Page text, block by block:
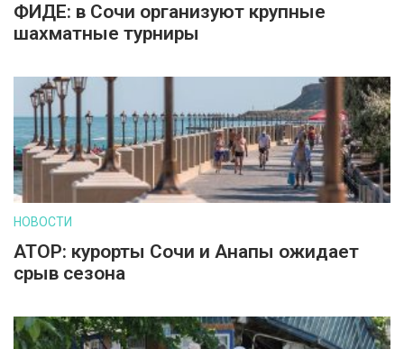
ФИДЕ: в Сочи организуют крупные
шахматные турниры
НОВОСТИ
АТОР: курорты Сочи и Анапы ожидает
срыв сезона